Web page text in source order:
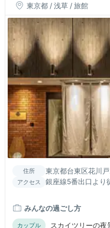
東京都 / 浅草 / 旅館
住所 東京都台東区花川
アクセス
銀座線5番出口より
みんなの過ごし方
カップル スカイツリーの